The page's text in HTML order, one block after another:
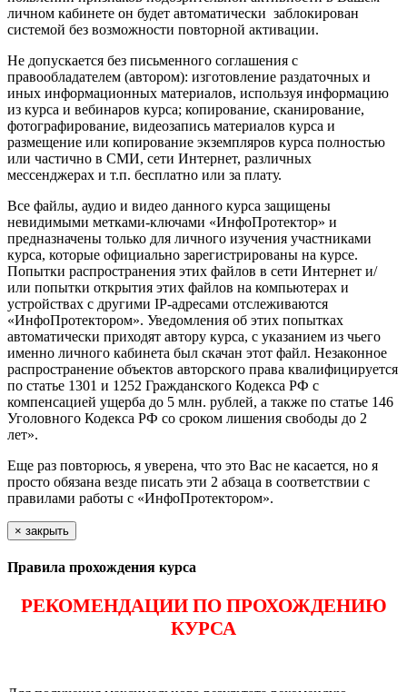
личном кабинете он будет автоматически заблокирован
системой без возможности повторной активации.
Не допускается без письменного соглашения с
правообладателем (автором): изготовление раздаточных и
иных информационных материалов, используя информацию
из курса и вебинаров курса; копирование, сканирование,
фотографирование, видеозапись материалов курса и
размещение или копирование экземпляров курса полностью
или частично в СМИ, сети Интернет, различных
мессенджерах и т.п. бесплатно или за плату.
Все файлы, аудио и видео данного курса защищены
невидимыми метками-ключами «ИнфоПротектор» и
предназначены только для личного изучения участниками
курса, которые официально зарегистрированы на курсе.
Попытки распространения этих файлов в сети Интернет и/
или попытки открытия этих файлов на компьютерах и
устройствах с другими IP-адресами отслеживаются
«ИнфоПротектором». Уведомления об этих попытках
автоматически приходят автору курса, с указанием из чьего
именно личного кабинета был скачан этот файл. Незаконное
распространение объектов авторского права квалифицируется
по статье 1301 и 1252 Гражданского Кодекса РФ с
компенсацией ущерба до 5 млн. рублей, а также по статье 146
Уголовного Кодекса РФ со сроком лишения свободы до 2
лет».
Еще раз повторюсь, я уверена, что это Вас не касается, но я
просто обязана везде писать эти 2 абзаца в соответствии с
правилами работы с «ИнфоПротектором».
× закрыть
Правила прохождения курса
РЕКОМЕНДАЦИИ ПО ПРОХОЖДЕНИЮ
КУРСА